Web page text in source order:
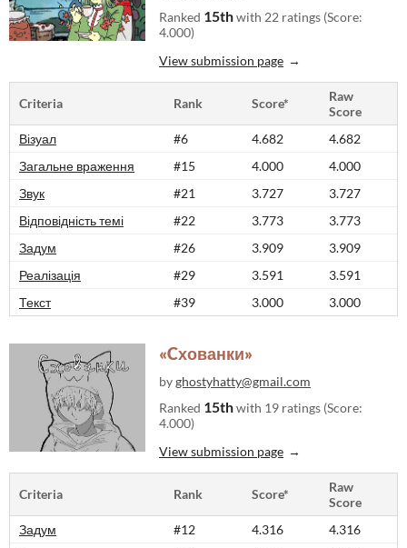
Ranked 15thwith 22 ratings (Score:
4.000)
View submission page
Criteria Rank Score*
Raw
Score
Візуал
#6 4.682
4.682
Загальне враження
#15 4.000
4.000
Звук
#21 3.727
3.727
Відповідність темі
#22 3.773
3.773
Задум
#26 3.909
3.909
Реалізація
#29 3.591
3.591
Текст
#39 3.000 3.000
«Cхованки»
byghostyhatty@gmail.com
Ranked 15thwith 19 ratings (Score:
4.000)
View submission page
Criteria Rank Score*
Raw
Score
Задум
#12 4.316
4.316